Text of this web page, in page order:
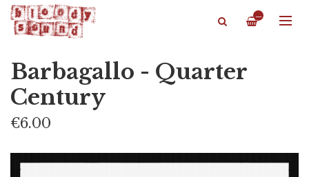
—
Barbagallo - Quarter
Century
€6.00